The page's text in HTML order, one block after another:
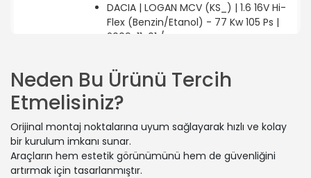
DACIA | LOGAN MCV (KS_) | 1.6 16V Hi-
Flex (Benzin/Etanol) - 77 Kw 105 Ps |
2009-11-01 / -
| 1.6 (Benzin) - 77 Kw 105 Ps | 2005-
06-01 / 2008-02-01
RENAULT | MEGANE II Hatchback Van
(KM0/2_) | 1.5 dCi (Dizel) - 74 Kw 101
Ps | 2003-08-01 / 2008-02-01
RENAULT | MEGANE II Station wagon
(KM0/1_) | 1.5 dCi (KM02, KM13) (Dizel)
- 74 Kw 101 Ps | 2004-02-01 / 2006-
Neden Bu Ürünü Tercih
Etmelisiniz?
Orijinal montaj noktalarına uyum sağlayarak hızlı ve kolay
bir kurulum imkanı sunar.
Araçların hem estetik görünümünü hem de güvenliğini
artırmak için tasarlanmıştır.